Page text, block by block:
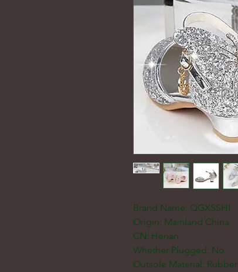
Brand Name: QGXSSHI
Origin: Mainland China
CN: Henan
Whether Plugged: No
Outsole Material: Rubber